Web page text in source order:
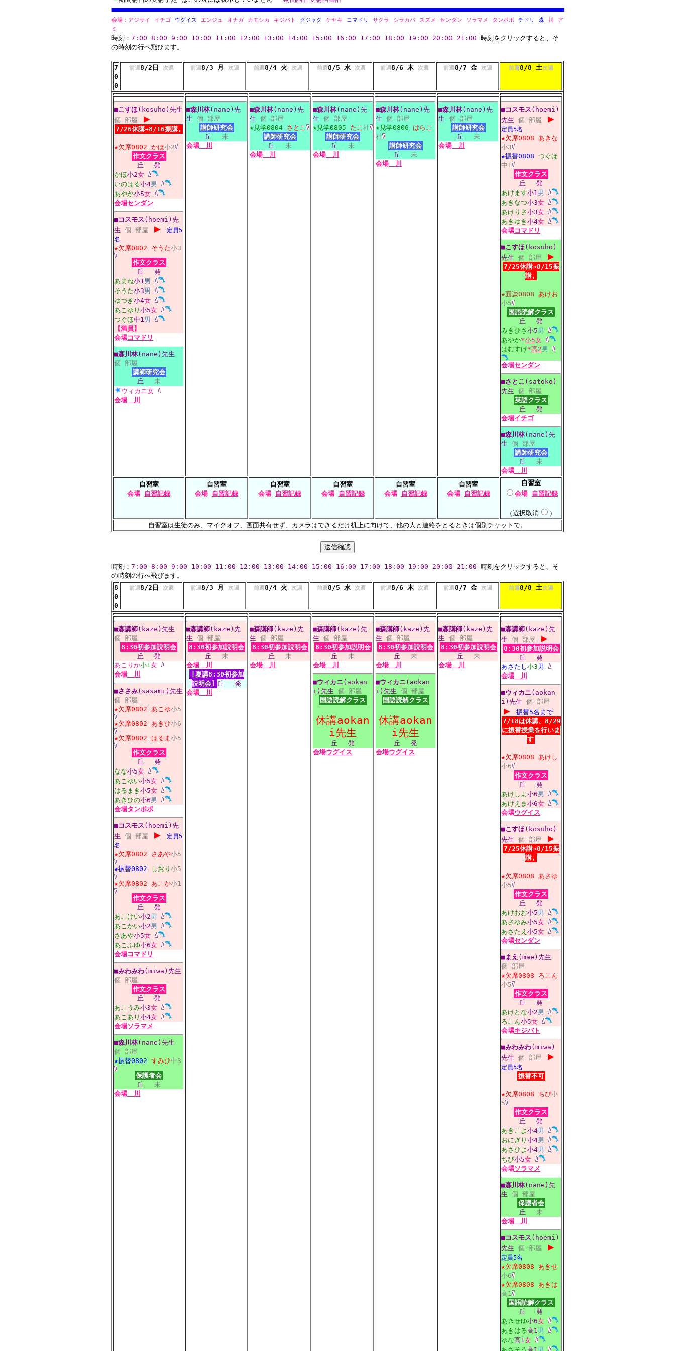
会場： アジサイ イチゴ ウグイス エンジュ オナガ カモシカ キジバト クジャク ケヤキ コマドリ サクラ シラカバ スズメ センダン ソラマメ タンポポ チドリ 森 川
ア
ミ
時刻： 7:00 8:00 9:00 10:00 11:00 12:00 13:00 14:00 15:00 16:00 17:00 18:00 19:00 20:00 21:00 時刻をクリックすると、そ
の時刻の行へ飛びます。
7
0
0
前週8/2日 次週 前週8/3 月 次週 前週8/4 火 次週 前週8/5 水 次週 前週8/6 木 次週 前週8/7 金 次週 前週8/8 土次週
■こすほ(kosuho)先生
個 部屋 ▶
7/26休講→8/16振講,
★欠席0802 かほ小2
作文クラス
丘
発
かほ小2女
いのはる小4男
あやか小5女
会場センダン
■コスモス (hoemi)先
生 個 部屋 ▶
定員5
名
★欠席0802 そうた小3
作文クラス
丘
発
あまね小1男
そうた小3男
ゆづき 小4女
あこゆり 小5女
つぐほ中1男
【満員】
会場コマドリ
■森川林(nane)先生
個 部屋
講師研究会
丘
未
ウィカニ女
会場川
■森川林(nane)先
生 個 部屋
講師研究会
丘
未
会場川
■森川林(nane)先
生 個 部屋
★見学0804 さとこ
講師研究会
丘
未
会場川
■森川林(nane)先
生 個 部屋
★見学0805
たこ社
講師研究会
丘
未
会場川
■森川林(nane)先
生 個 部屋
★見学0806
はらこ
社
講師研究会
丘
未
会場川
■森川林(nane)先
生 個 部屋
講師研究会
丘
未
会場川
■コスモス (hoemi)
先生 個 部屋 ▶
定員5名
★欠席0808 あきな
小3
★振替0808 つぐほ
中1
作文クラス
丘
発
あけます小1男
あきなつ小3女
あけりさ小3女
あきゆき 小4女
会場コマドリ
■こすほ(kosuho)
先生 個 部屋 ▶
7/25休講→8/15振
講,
★面談0808 あけお
小5
国語読解クラス
丘
発
みきひさ 小5男
あやか*小5女
はむすけ*高2男
会場センダン
■さとこ (satoko)
先生 個 部屋
英語クラス
丘
発
会場イチゴ
■森川林(nane)先
生 個 部屋
講師研究会
丘
未
会場川
自習室
会場 自習記録
自習室
会場 自習記録
自習室
会場 自習記録
自習室
会場 自習記録
自習室
会場 自習記録
自習室
会場 自習記録
自習室
会場 自習記録
（選択取消
）
自習室は生徒のみ、マイクオフ、画面共有せず、カメラはできるだけ机上に向けて、他の人と連絡をとるときは個別チャットで。
時刻： 7:00 8:00 9:00 10:00 11:00 12:00 13:00 14:00 15:00 16:00 17:00 18:00 19:00 20:00 21:00 時刻をクリックすると、そ
の時刻の行へ飛びます。
8
0
0
前週8/2日 次週 前週8/3 月 次週 前週8/4 火 次週 前週8/5 水 次週 前週8/6 木 次週 前週8/7 金 次週 前週8/8 土次週
■森講師(kaze)先生
個 部屋
8:30初参加説明会
丘
発
あこりか小1女
会場川
■ささみ(sasami)先生
個 部屋
★欠席0802 あこゆ小5
★欠席0802 あきひ小6
★欠席0802
はるま 小5
作文クラス
丘
発
なな小5女
あこゆい小5女
はるまき 小5女
あきひの小6男
会場タンポポ
■コスモス (hoemi)先
生 個 部屋 ▶
定員5
名
★欠席0802 さあや小5
★振替0802
しおり 小5
★欠席0802 あこか小1
作文クラス
丘
発
あこけい小2男
あこかい小2男
さあや小5女
あこふゆ小6女
会場コマドリ
■みわみわ(miwa)先生
個 部屋
作文クラス
丘
発
あこうみ小3女
あこあり 小4女
会場ソラマメ
■森川林(nane)先生
個 部屋
★振替0802 すみひ中3
保護者会
丘
未
会場川
■森講師(kaze)先
生 個 部屋
8:30初参加説明会
丘
未
会場川
[夏講8:30初参加
説明会]
丘
発
会場川
■森講師(kaze)先
生 個 部屋
8:30初参加説明会
丘
未
会場川
■森講師(kaze)先
生 個 部屋
8:30初参加説明会
丘
未
会場川
■ウィカニ(aokan
i)先生 個 部屋
国語読解クラス
休講aokan
i先生
丘
発
会場ウグイス
■森講師(kaze)先
生 個 部屋
8:30初参加説明会
丘
未
会場川
■ウィカニ(aokan
i)先生 個 部屋
国語読解クラス
休講aokan
i先生
丘
発
会場ウグイス
■森講師(kaze)先
生 個 部屋
8:30初参加説明会
丘
未
会場川
■森講師(kaze)先
生 個 部屋 ▶
8:30初参加説明会
丘
発
あさたし小3男
会場川
■ウィカニ(aokan
i)先生 個 部屋
▶
振替5名まで
7/18は休講、8/29
に振替授業を行いま
す
★欠席0808 あけし
小6
作文クラス
丘
発
あけしよ 小6男
あけえま 小6女
会場ウグイス
■こすほ(kosuho)
先生 個 部屋 ▶
7/25休講→8/15振
講,
★欠席0808 あさゆ
小5
作文クラス
丘
発
あけおお小5男
あさゆみ小5女
あさたえ 小5女
会場センダン
■まえ (mae)先生
個 部屋
★欠席0808
ろこん
小5
作文クラス
丘
発
あけとな小2男
ろこん小5女
会場キジバト
■みわみわ(miwa)
先生 個 部屋 ▶
定員5名
振替不可
★欠席0808 ちぴ小
5
作文クラス
丘
発
あきこよ 小4男
おにぎり 小4男
あさひよ 小4男
ちぴ小5女
会場ソラマメ
■森川林(nane)先
生 個 部屋
保護者会
丘
未
会場川
■コスモス (hoemi)
先生 個 部屋 ▶
定員5名
★欠席0808 あきせ
小6
★欠席0808 あきは
高1
国語読解クラス
丘
発
あきせゆ小6女
あきはる高1男
ゆな高1女